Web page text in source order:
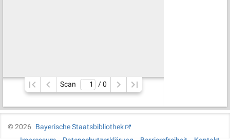
Scan / 0
©2026
Bayerische Staatsbibliothek